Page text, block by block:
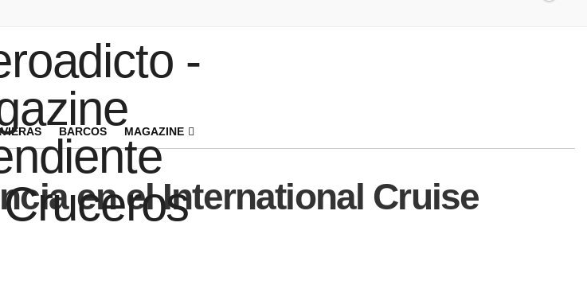
BARCOS MAGAZINE
en el International Cruise